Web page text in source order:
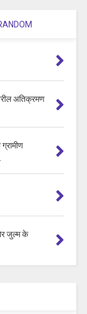
अतिक्रमण
ग्रामीण
जुल्म के